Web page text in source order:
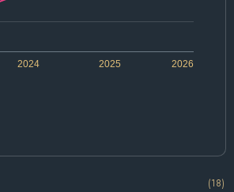
2024 2026
2025
(18)